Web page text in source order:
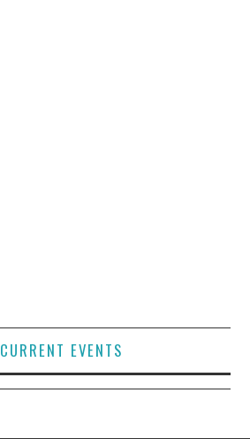
CURRENT EVENTS